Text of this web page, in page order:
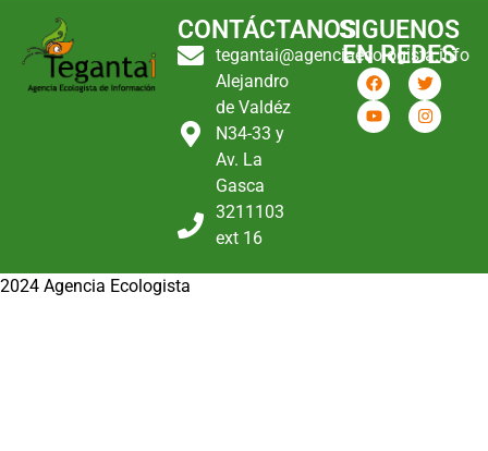
CONTÁCTANOS
tegantai@agenciaecologista.info
Alejandro
de Valdéz
N34-33 y
Av. La
Gasca
3211103
ext 16
SIGUENOS
EN REDES
2024 Agencia Ecologista